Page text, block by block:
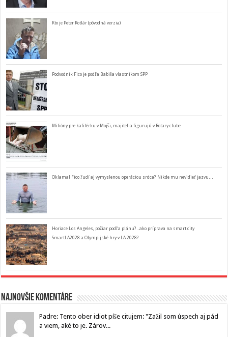
Kto je Peter Kotlár (pôvodná verzia)
Podvodník Fico je podľa Babiša vlastníkom SPP
Milióny pre kafilérku v Mojši, majitelia figurujú v Rotary clube
Oklamal Fico ľudí aj vymyslenou operáciou srdca? Nikde mu nevidieť jazvu…
Horiace Los Angeles, požiar podľa plánu? ..ako príprava na smart city
SmartLA2028 a Olympijské hry v LA 2028?
Najnovšie komentáre
Padre: Tento ober idiot píše citujem: "Zažil som úspech aj pád
a viem, aké to je. Zárov...